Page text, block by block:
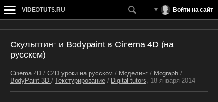
VIDEOTUTS.RU Войти на сайт
Скульптинг и Bodypaint в Cinema 4D (на
русском)
Cinema 4D / C4D уроки на русском / Моделинг / Mograph /
BodyPaint 3D / Текстурирование / Digital tutors, 18 января 2014